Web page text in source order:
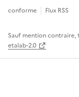
conforme
Flux RSS
Sauf mention contraire,
etalab-2.0